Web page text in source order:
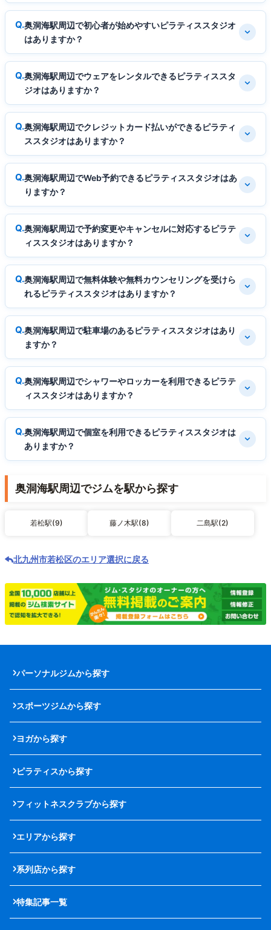
奥洞海駅周辺で初心者が始めやすいピラティススタジオ
はありますか？
奥洞海駅周辺でウェアをレンタルできるピラティススタ
ジオはありますか？
奥洞海駅周辺でクレジットカード払いができるピラティ
ススタジオはありますか？
奥洞海駅周辺でWeb予約できるピラティススタジオはあ
りますか？
奥洞海駅周辺で予約変更やキャンセルに対応するピラテ
ィススタジオはありますか？
奥洞海駅周辺で無料体験や無料カウンセリングを受けら
れるピラティススタジオはありますか？
奥洞海駅周辺で駐車場のあるピラティススタジオはあり
ますか？
奥洞海駅周辺でシャワーやロッカーを利用できるピラテ
ィススタジオはありますか？
奥洞海駅周辺で個室を利用できるピラティススタジオは
ありますか？
奥洞海駅周辺でジムを駅から探す
若松駅(9) 藤ノ木駅(8) 二島駅(2)
北九州市若松区のエリア選択に戻る
パーソナルジムから探す
スポーツジムから探す
ヨガから探す
ピラティスから探す
フィットネスクラブから探す
エリアから探す
系列店から探す
特集記事一覧